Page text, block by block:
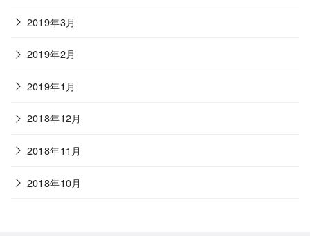
2019年3月
2019年2月
2019年1月
2018年12月
2018年11月
2018年10月